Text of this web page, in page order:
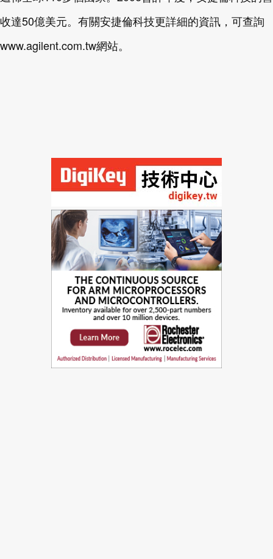
收達50億美元。有關安捷倫科技更詳細的資訊，可查詢
www.agilent.com.tw網站。